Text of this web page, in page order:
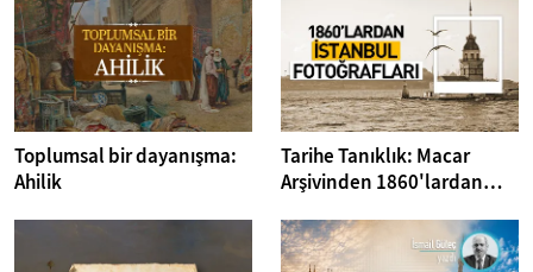
Toplumsal bir dayanışma:
Ahilik
Tarihe Tanıklık: Macar
Arşivinden 1860'lardan